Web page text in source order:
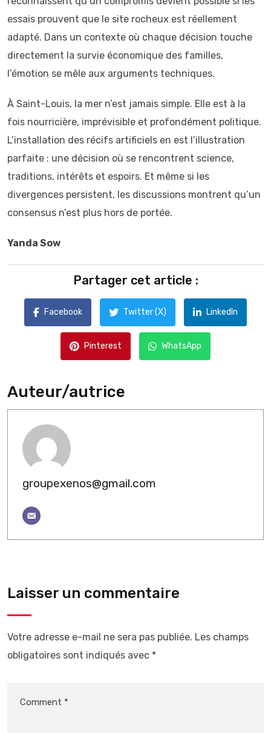
essais prouvent que le site rocheux est réellement
adapté. Dans un contexte où chaque décision touche
directement la survie économique des familles,
l’émotion se mêle aux arguments techniques.
À Saint-Louis, la mer n’est jamais simple. Elle est à la
fois nourricière, imprévisible et profondément politique.
L’installation des récifs artificiels en est l’illustration
parfaite : une décision où se rencontrent science,
traditions, intérêts et espoirs. Et même si les
divergences persistent, les discussions montrent qu’un
consensus n’est plus hors de portée.
Yanda Sow
Partager cet article :
Facebook Twitter (X) LinkedIn
Pinterest WhatsApp
Auteur/autrice
groupexenos@gmail.com
Laisser un commentaire
Votre adresse e-mail ne sera pas publiée. Les champs
obligatoires sont indiqués avec *